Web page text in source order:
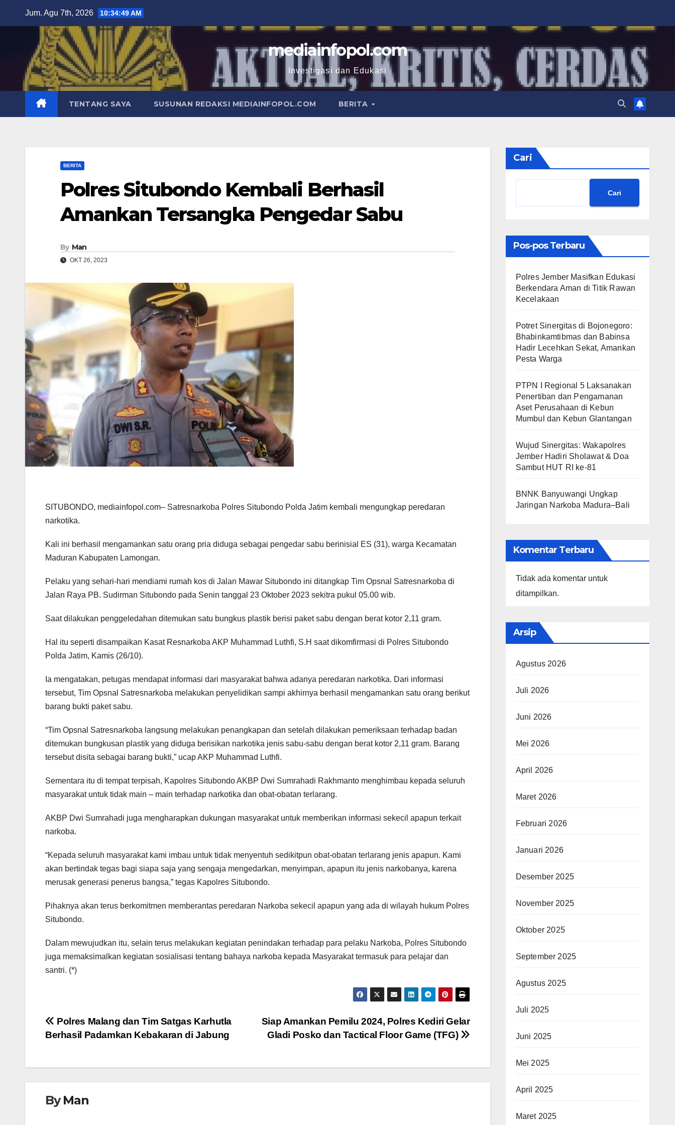
Jum. Agu 7th, 2026 10:34:50 AM
mediainfopol.com
Investigasi dan Edukasi
TENTANG SAYA SUSUNAN REDAKSI MEDIAINFOPOL.COM BERITA
BERITA
Polres Situbondo Kembali Berhasil
Amankan Tersangka Pengedar Sabu
By Man
OKT 26, 2023
SITUBONDO, mediainfopol.com– Satresnarkoba Polres Situbondo Polda Jatim kembali mengungkap peredaran
narkotika.
Kali ini berhasil mengamankan satu orang pria diduga sebagai pengedar sabu berinisial ES (31), warga Kecamatan
Maduran Kabupaten Lamongan.
Pelaku yang sehari-hari mendiami rumah kos di Jalan Mawar Situbondo ini ditangkap Tim Opsnal Satresnarkoba di
Jalan Raya PB. Sudirman Situbondo pada Senin tanggal 23 Oktober 2023 sekitra pukul 05.00 wib.
Saat dilakukan penggeledahan ditemukan satu bungkus plastik berisi paket sabu dengan berat kotor 2,11 gram.
Hal itu seperti disampaikan Kasat Resnarkoba AKP Muhammad Luthfi, S.H saat dikomfirmasi di Polres Situbondo
Polda Jatim, Kamis (26/10).
Ia mengatakan, petugas mendapat informasi dari masyarakat bahwa adanya peredaran narkotika. Dari informasi
tersebut, Tim Opsnal Satresnarkoba melakukan penyelidikan sampi akhirnya berhasil mengamankan satu orang berikut
barang bukti paket sabu.
“Tim Opsnal Satresnarkoba langsung melakukan penangkapan dan setelah dilakukan pemeriksaan terhadap badan
ditemukan bungkusan plastik yang diduga berisikan narkotika jenis sabu-sabu dengan berat kotor 2,11 gram. Barang
tersebut disita sebagai barang bukti,” ucap AKP Muhammad Luthfi.
Sementara itu di tempat terpisah, Kapolres Situbondo AKBP Dwi Sumrahadi Rakhmanto menghimbau kepada seluruh
masyarakat untuk tidak main – main terhadap narkotika dan obat-obatan terlarang.
AKBP Dwi Sumrahadi juga mengharapkan dukungan masyarakat untuk memberikan informasi sekecil apapun terkait
narkoba.
“Kepada seluruh masyarakat kami imbau untuk tidak menyentuh sedikitpun obat-obatan terlarang jenis apapun. Kami
akan bertindak tegas bagi siapa saja yang sengaja mengedarkan, menyimpan, apapun itu jenis narkobanya, karena
merusak generasi penerus bangsa,” tegas Kapolres Situbondo.
Pihaknya akan terus berkomitmen memberantas peredaran Narkoba sekecil apapun yang ada di wilayah hukum Polres
Situbondo.
Dalam mewujudkan itu, selain terus melakukan kegiatan penindakan terhadap para pelaku Narkoba, Polres Situbondo
juga memaksimalkan kegiatan sosialisasi tentang bahaya narkoba kepada Masyarakat termasuk para pelajar dan
santri. (*)
Navigasi
Siap Amankan Pemilu 2024, Polres Kediri Gelar
Gladi Posko dan Tactical Floor Game (TFG)
Polres Malang dan Tim Satgas Karhutla
Berhasil Padamkan Kebakaran di Jabung
ByMan
Cari
Cari
Pos-pos Terbaru
Polres Jember Masifkan Edukasi
Berkendara Aman di Titik Rawan
Kecelakaan
​Potret Sinergitas di Bojonegoro:
Bhabinkamtibmas dan Babinsa
Hadir Lecehkan Sekat, Amankan
Pesta Warga
PTPN I Regional 5 Laksanakan
Penertiban dan Pengamanan
Aset Perusahaan di Kebun
Mumbul dan Kebun Glantangan
Wujud Sinergitas: Wakapolres
Jember Hadiri Sholawat & Doa
Sambut HUT RI ke-81
BNNK Banyuwangi Ungkap
Jaringan Narkoba Madura–Bali
Komentar Terbaru
Tidak ada komentar untuk
ditampilkan.
Arsip
Agustus 2026
Juli 2026
Juni 2026
Mei 2026
April 2026
Maret 2026
Februari 2026
Januari 2026
Desember 2025
November 2025
Oktober 2025
September 2025
Agustus 2025
Juli 2025
Juni 2025
Mei 2025
April 2025
Maret 2025